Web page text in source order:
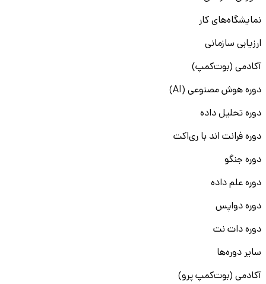
نمایشگاه‌های کار
ارزیابی سازمانی
آکادمی (بوت‌کمپ)
دوره هوش مصنوعی (AI)
دوره تحلیل داده
دوره فرانت اند با ری‌اکت
دوره جنگو
دوره علم داده
دوره دواپس
دوره دات نت
سایر دوره‌ها
آکادمی (بوت‌کمپ پرو)